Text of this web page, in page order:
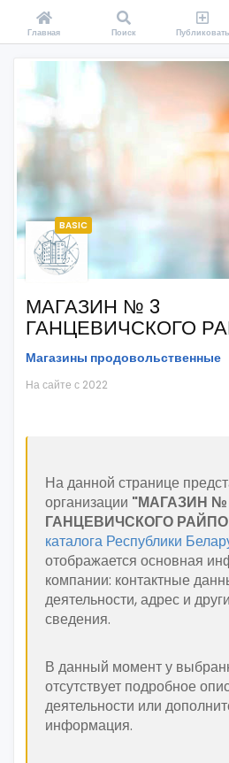
BASIC
МАГАЗИН № 3
ГАНЦЕВИЧСКОГО
Магазины продовольственные
На сайте с 2022
На данной странице
организации "МАГАЗИН №
ГАНЦЕВИЧСКОГО
каталога Республики
отображается основная
компании: контактные
деятельности, адрес и
сведения.
В данный момент у
отсутствует подробное
деятельности или
информация.
Главная Поиск Публиковать